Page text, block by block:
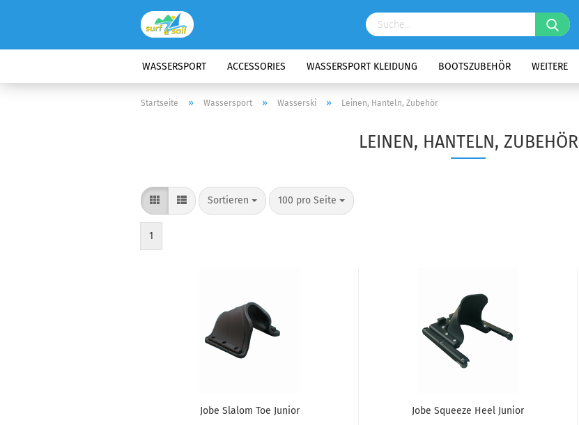
WASSERSPORT ACCESSORIES WASSERSPORT KLEIDUNG BOOTSZUBEHÖR WEITERE
Startseite » Wassersport » Wasserski » Leinen, Hanteln, Zubehör
LEINEN, HANTELN, ZUBEHÖR
Sortieren 100 pro Seite
1
Jobe Slalom Toe Junior Jobe Squeeze Heel Junior